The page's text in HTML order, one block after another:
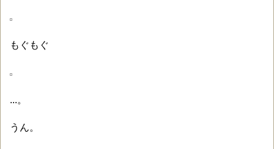
もぐもぐ
...。
うん。